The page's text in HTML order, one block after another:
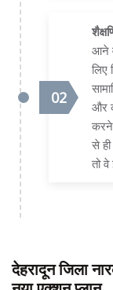
आने
लिए
और
करने
से
तो
देहरादून जिला